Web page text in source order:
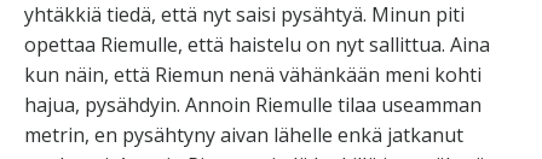
yhtäkkiä tiedä, että nyt saisi pysähtyä. Minun piti
opettaa Riemulle, että haistelu on nyt sallittua. Aina
kun näin, että Riemun nenä vähänkään meni kohti
hajua, pysähdyin. Annoin Riemulle tilaa useamman
metrin, en pysähtyny aivan lähelle enkä jatkanut